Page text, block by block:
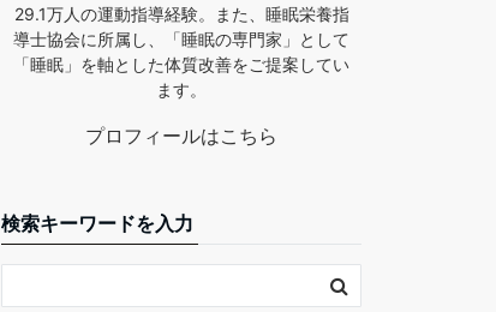
29.1万人の運動指導経験。また、睡眠栄養指
導士協会に所属し、「睡眠の専門家」として
「睡眠」を軸とした体質改善をご提案してい
ます。
プロフィールはこちら
検索キーワードを入力